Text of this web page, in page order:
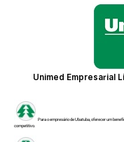
Unimed Empresarial
Para o empresário de Ubatuba, oferecer um
competitivo.